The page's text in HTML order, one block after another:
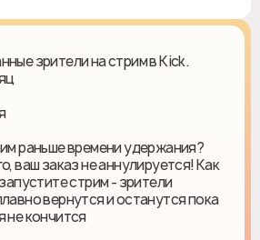
зрители на стрим в Kick.
раньше времени удержания?
ваш заказ не аннулируется! Как
стрим - зрители
вернутся и останутся пока
не кончится